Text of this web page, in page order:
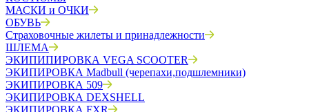
МАСКИ и ОЧКИ
ОБУВЬ
Страховочные жилеты и принадлежности
ШЛЕМА
ЭКИПИПИРОВКА VEGA SCOOTER
ЭКИПИРОВКА Madbull (черепахи,подшлемники)
ЭКИПИРОВКА 509
ЭКИПИРОВКА DEXSHELL
ЭКИПИРОВКА FXR